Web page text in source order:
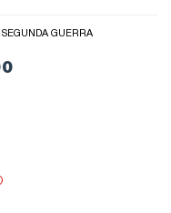
SEGUNDA GUERRA